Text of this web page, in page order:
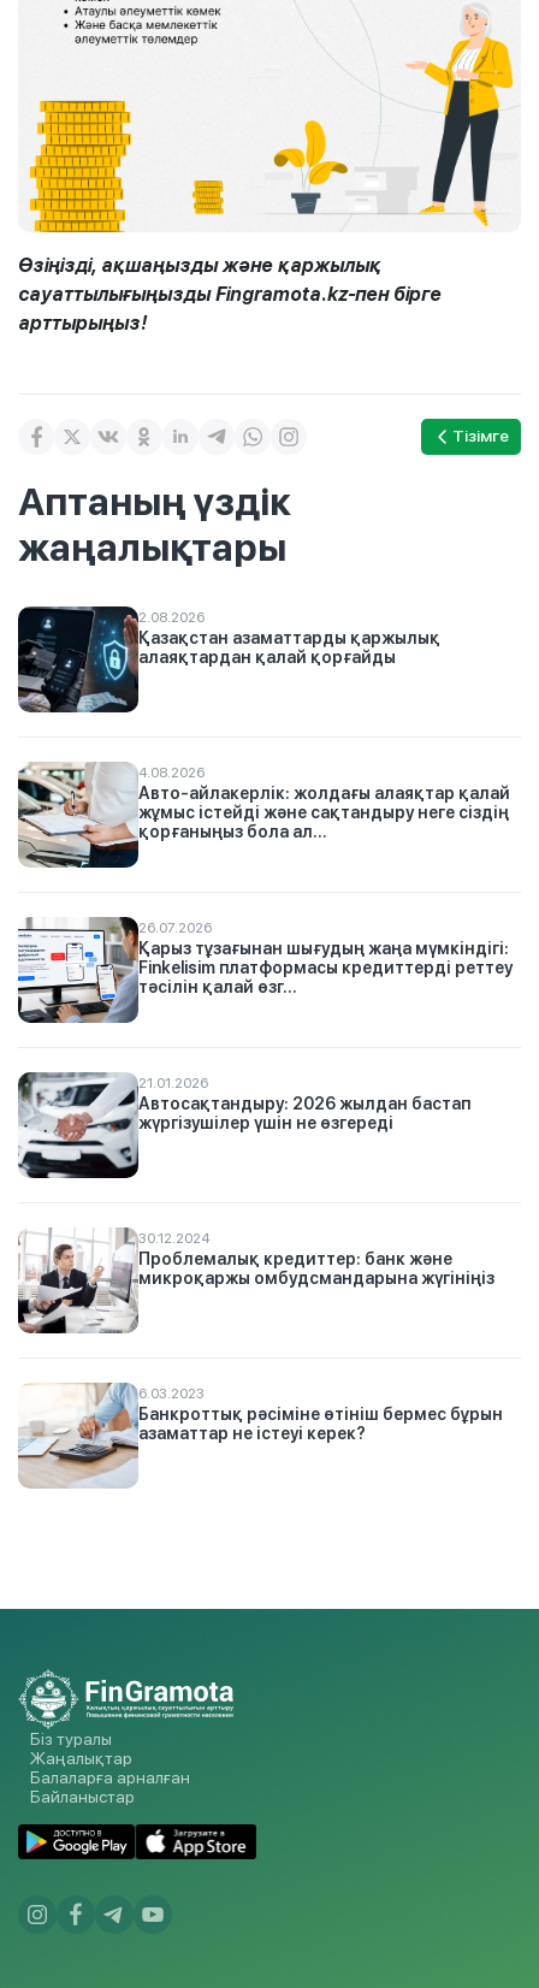
Өзіңізді, ақшаңызды және қаржылық
сауаттылығыңызды Fingramota.kz-пен бірге
арттырыңыз!
Тізімге
Аптаның үздік
жаңалықтары
2.08.2026
Қазақстан азаматтарды қаржылық
алаяқтардан қалай қорғайды
4.08.2026
Авто-айлакерлік: жолдағы алаяқтар қалай
жұмыс істейді және сақтандыру неге сіздің
қорғаныңыз бола ал...
26.07.2026
Қарыз тұзағынан шығудың жаңа мүмкіндігі:
Finkelisim платформасы кредиттерді реттеу
тәсілін қалай өзг...
21.01.2026
Автосақтандыру: 2026 жылдан бастап
жүргізушілер үшін не өзгереді
30.12.2024
Проблемалық кредиттер: банк және
микроқаржы омбудсмандарына жүгініңіз
6.03.2023
Банкроттық рәсіміне өтініш бермес бұрын
азаматтар не істеуі керек?
Біз туралы
Жаңалықтар
Балаларға арналған
Байланыстар